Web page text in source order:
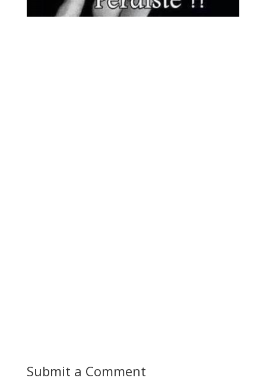
Submit a Comment